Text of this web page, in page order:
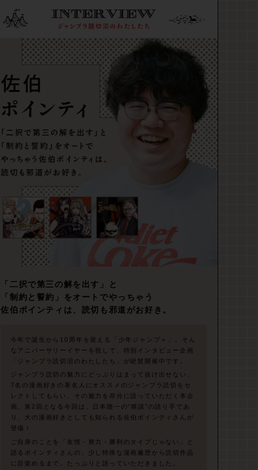
「二択で第三の解を出す」と
「制約と誓約」をオートでやっちゃう
佐伯ポインティは、読切も邪道がお好き。
今年で誕生から10周年を迎える「少年ジャンプ＋」。そん
なアニバーサリーイヤーを祝して、特別インタビュー企画
「ジャンプラ読切沼のわたしたち」が絶賛開催中です。
ジャンプラ読切の魅力にどっぷりはまって抜け出せない、
7名の漫画好きの著名人にオススメのジャンプラ読切をセ
レクトしてもらい、その魅力を存分に語っていただく本企
画。第2回となる今回は、日本随一の“猥談”の語り手であ
り、大の漫画好きとしても知られる佐伯ポインティさんが
登場！
ご自身のことを「友情・努力・勝利のタイプじゃない」と
語るポインティさんの、少し特殊な漫画遍歴から読切作品
に目覚めるまで。たっぷりと語っていただきました。